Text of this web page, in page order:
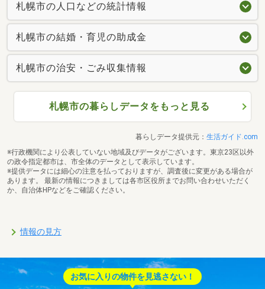
札幌市の人口などの統計情報
札幌市の結婚・育児の助成金
札幌市の治安・ごみ収集情報
札幌市の暮らしデータをもっと見る
暮らしデータ提供元： 生活ガイド.com
※行政機関により公表していない地域及びデータがございます。東京23区以外
の政令指定都市は、市全体のデータとして表示しています。
※提供データには細心の注意を払っておりますが、調査後に変更がある場合が
あります。 最新の情報につきましては各市区役所までお問い合わせいただく
か、自治体HPなどをご確認ください。
情報の見方
お気に入りの物件を見逃さない！